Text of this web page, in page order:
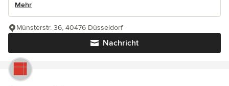
Mehr
Nachricht
Münsterstr. 36, 40476 Düsseldorf